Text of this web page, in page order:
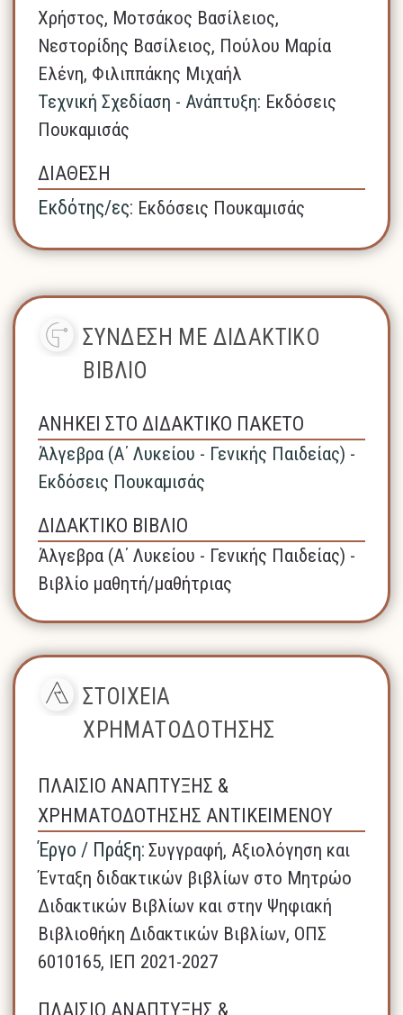
Χρήστος, Μοτσάκος Βασίλειος,
Νεστορίδης Βασίλειος, Πούλου Μαρία
Ελένη, Φιλιππάκης Μιχαήλ
Τεχνική Σχεδίαση - Ανάπτυξη: Εκδόσεις
Πουκαμισάς
ΔΙΑΘΕΣΗ
Εκδότης/ες: Εκδόσεις Πουκαμισάς
ΣΥΝΔΕΣΗ ΜΕ ΔΙΔΑΚΤΙΚΟ
ΒΙΒΛΙΟ
ΑΝΗΚΕΙ ΣΤΟ ΔΙΔΑΚΤΙΚΟ ΠΑΚΕΤΟ
Άλγεβρα (A΄ Λυκείου - Γενικής Παιδείας) -
Εκδόσεις Πουκαμισάς
ΔΙΔΑΚΤΙΚΟ ΒΙΒΛΙΟ
Άλγεβρα (A΄ Λυκείου - Γενικής Παιδείας) -
Βιβλίο μαθητή/μαθήτριας
ΣΤΟΙΧΕΙΑ
ΧΡΗΜΑΤΟΔΟΤΗΣΗΣ
ΠΛΑΙΣΙΟ ΑΝΑΠΤΥΞΗΣ &
ΧΡΗΜΑΤΟΔΟΤΗΣΗΣ ΑΝΤΙΚΕΙΜΕΝΟΥ
Έργο / Πράξη: Συγγραφή, Αξιολόγηση και
Ένταξη διδακτικών βιβλίων στο Μητρώο
Διδακτικών Βιβλίων και στην Ψηφιακή
Βιβλιοθήκη Διδακτικών Βιβλίων, ΟΠΣ
6010165, ΙΕΠ 2021-2027
ΠΛΑΙΣΙΟ ΑΝΑΠΤΥΞΗΣ &